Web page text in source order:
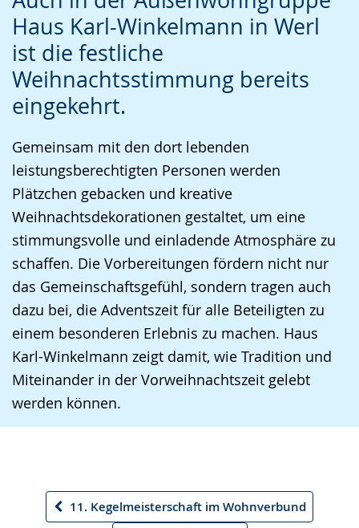
Haus Karl-Winkelmann in Werl
ist die festliche
Weihnachtsstimmung bereits
eingekehrt.
Gemeinsam mit den dort lebenden
leistungsberechtigten Personen werden
Plätzchen gebacken und kreative
Weihnachtsdekorationen gestaltet, um eine
stimmungsvolle und einladende Atmosphäre zu
schaffen. Die Vorbereitungen fördern nicht nur
das Gemeinschaftsgefühl, sondern tragen auch
dazu bei, die Adventszeit für alle Beteiligten zu
einem besonderen Erlebnis zu machen. Haus
Karl-Winkelmann zeigt damit, wie Tradition und
Miteinander in der Vorweihnachtszeit gelebt
werden können.
Leichten
Sprache
wechseln.
Audio-
Unterstützung.
Video
in
Deutscher
Gebärdensprache
wird
angezeigt.
Vorheriger
11. Kegelmeisterschaft im Wohnverbund